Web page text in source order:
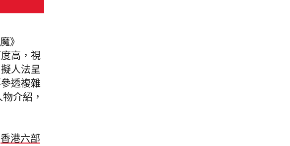
》
高，視
人法呈
透複雜
介紹，
香港六部